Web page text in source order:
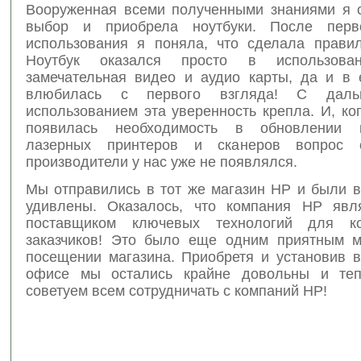
Вооруженная всеми полученными знаниями я
выбор и приобрела ноутбуки. После
использования я поняла, что сделала
Ноутбук оказался просто в
замечательная видео и аудио карты, да и в
влюбилась с первого взгляда! С
использованием эта уверенность крепла. И,
появилась необходимость в обновлении
лазерных принтеров и сканеров вопрос
производители у нас уже не появлялся.
Мы отправились в тот же магазин HP и были
удивлены. Оказалось, что компания HP
поставщиком ключевых технологий для
заказчиков! Это было еще одним приятным
посещении магазина. Приобретя и установив
офисе мы остались крайне довольны и
советуем всем сотрудничать с компаний HP!